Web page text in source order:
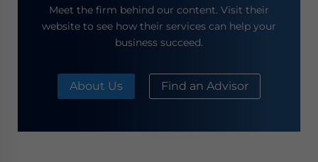
Meet the firm behind our content. Visit their
website to see how their services can help your
business succeed.
About Us Find an Advisor